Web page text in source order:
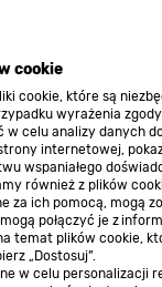
cookie
cookie, które są
wyrażenia
w celu analizy danych
internetowej,
wspaniałego
również z plików
za ich pomocą, mogą
połączyć je z
temat plików cookie,
„Dostosuj”.
w celu personalizacji
białe